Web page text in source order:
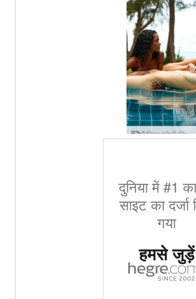
कैंडिस एंगेली किकी वैलेरी स्लीपिंग ब्यूटी
दुनिया में #1
साइट का दर्जा
गया
हमसे जुड़ें